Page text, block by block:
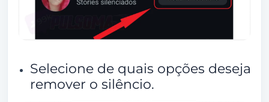
Selecione de quais opções deseja
remover o silêncio.